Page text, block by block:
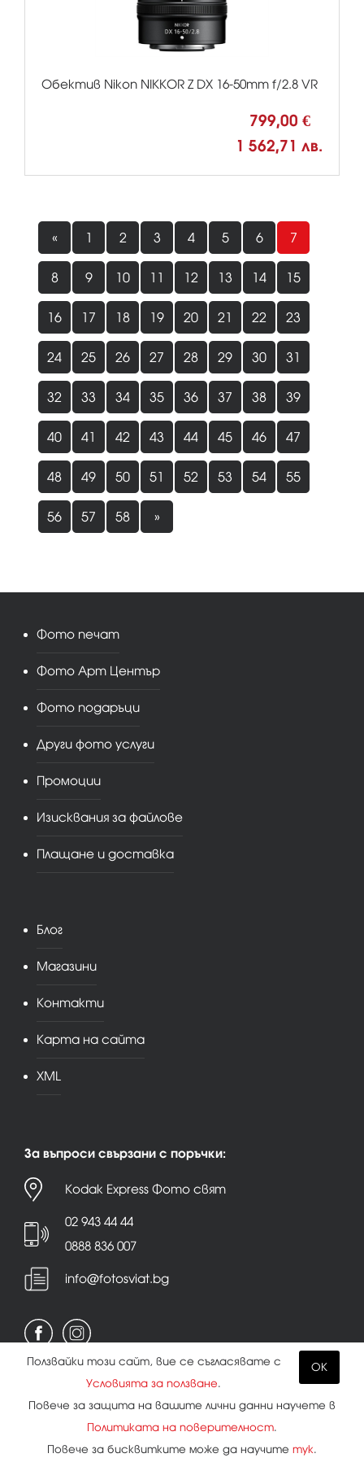
Обектив Nikon NIKKOR Z DX 16-50mm f/2.8 VR
799,00 €
1 562,71 лв.
« 1 2 3 4 5 6 7
8 9 10 11 12 13 14 15
16 17 18 19 20 21 22 23
24 25 26 27 28 29 30 31
32 33 34 35 36 37 38 39
40 41 42 43 44 45 46 47
48 49 50 51 52 53 54 55
56 57 58 »
Фото печат
Фото Арт Център
Фото подаръци
Други фото услуги
Промоции
Изисквания за файлове
Плащане и доставка
Блог
Магазини
Контакти
Карта на сайта
XML
За въпроси свързани с поръчки:
Kodak Express Фото свят
02 943 44 44
0888 836 007
info@fotosviat.bg
|Бисквитки
Всички права запазени.
OK
Ползвайки този сайт, вие се съгласявате с
Условията за ползване.
Повече за защита на вашите лични данни научете в
Политиката на поверителност.
Повече за бисквитките може да научите тук.